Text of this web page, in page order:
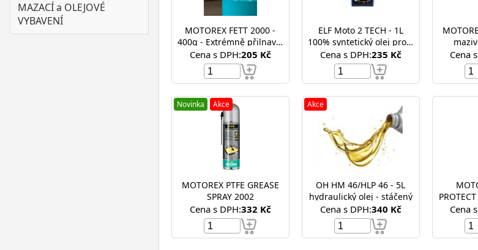
MAZACÍ a OLEJOVÉ
VYBAVENÍ
MOTOREX FETT 2000 -
400g - Extrémně přilnavé,
absolutně voděodolné
vysokotlaké mazivo
Cena s DPH:205 Kč
ELF Moto 2 TECH - 1L
100% syntetický olej pro 2
taktní motory
Cena s DPH:235 Kč Cena
Novinka Akce
MOTOREX PTFE GREASE
SPRAY 2002
Cena s DPH:332 Kč
Akce
OH HM 46/HLP 46 - 5L
hydraulický olej - stáčený
Cena s DPH:340 Kč Cena